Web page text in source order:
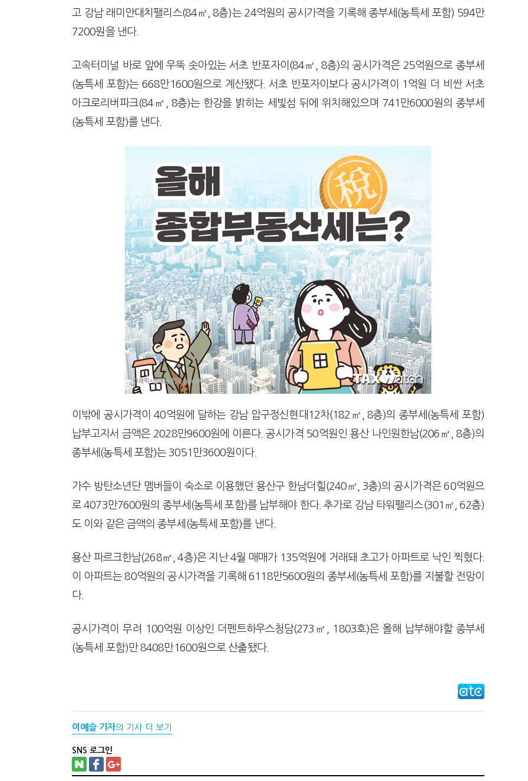
고 강남 래미안대치팰리스(84㎡, 8층)는 24억원의 공시가격을 기록해 종부세(농특세 포함) 594만
7200원을 낸다.
고속터미널 바로 앞에 우뚝 솟아있는 서초 반포자이(84㎡, 8층)의 공시가격은 25억원으로 종부세
(농특세 포함)는 668만1600원으로 계산됐다. 서초 반포자이보다 공시가격이 1억원 더 비싼 서초
아크로리버파크(84㎡, 8층)는 한강을 밝히는 세빛섬 뒤에 위치해있으며 741만6000원의 종부세
(농특세 포함)를 낸다.
이밖에 공시가격이 40억원에 달하는 강남 압구정신현대12차(182㎡, 8층)의 종부세(농특세 포함)
납부고지서 금액은 2028만9600원에 이른다. 공시가격 50억원인 용산 나인원한남(206㎡, 8층)의
종부세(농특세 포함)는 3051만3600원이다.
가수 방탄소년단 멤버들이 숙소로 이용했던 용산구 한남더힐(240㎡, 3층)의 공시가격은 60억원으
로 4073만7600원의 종부세(농특세 포함)를 납부해야 한다. 추가로 강남 타워팰리스(301㎡, 62층)
도 이와 같은 금액의 종부세(농특세 포함)를 낸다.
용산 파르크한남(268㎡, 4층)은 지난 4월 매매가 135억원에 거래돼 초고가 아파트로 낙인 찍혔다.
이 아파트는 80억원의 공시가격을 기록해 6118만5600원의 종부세(농특세 포함)를 지불할 전망이
다.
공시가격이 무려 100억원 이상인 더펜트하우스청담(273㎡, 1803호)은 올해 납부해야할 종부세
(농특세 포함)만 8408만1600원으로 산출됐다.
이예슬 기자의 기사 더 보기
SNS 로그인